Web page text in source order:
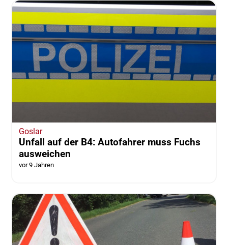
Goslar
Unfall auf der B4: Autofahrer muss Fuchs
ausweichen
vor 9 Jahren